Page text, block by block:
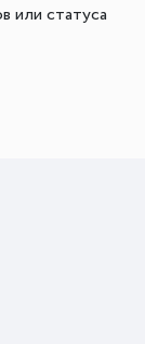
или статуса